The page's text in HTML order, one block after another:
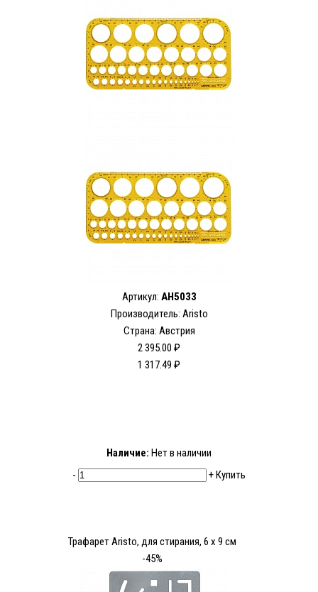
Артикул: AH5033
Производитель: Aristo
Страна: Австрия
2 395.00 ₽
1 317.49 ₽
Наличие: Нет в наличии
-
+Купить
Трафарет Aristo, для стирания, 6 x 9 см
-45%